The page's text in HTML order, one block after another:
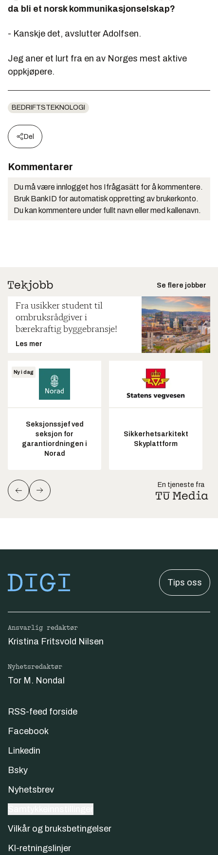
da bli et norsk kommunikasjonselskap?
- Kanskje det, avslutter Adolfsen.
Jeg aner et lurt fra en av Norges mest aktive
oppkjøpere.
BEDRIFTSTEKNOLOGI
Del
Kommentarer
Du må være innlogget hos Ifrågasätt for å kommentere.
Bruk BankID for automatisk oppretting av brukerkonto.
Du kan kommentere under fullt navn eller med kallenavn.
Se flere jobber
Fra usikker student til
ombruksrådgiver i
bærekraftig byggebransje!
Les mer
Ny i dag
Seksjonssjef ved
seksjon for
garantiordningen i
Norad
Sikkerhetsarkitekt
Skyplattform
En tjeneste fra
Tips oss
Ansvarlig redaktør
Kristina Fritsvold Nilsen
Nyhetsredaktør
Tor M. Nondal
RSS-feed forside
Facebook
Linkedin
Bsky
Nyhetsbrev
Vilkår og bruksbetingelser
KI-retningslinjer